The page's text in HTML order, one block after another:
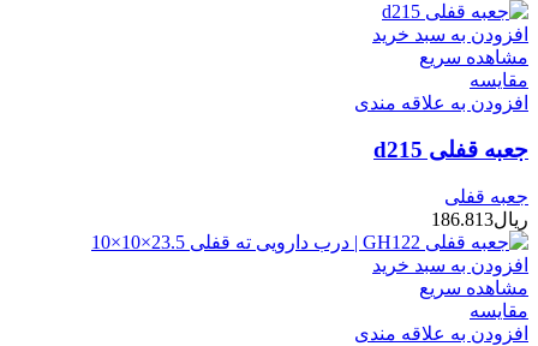
افزودن به سبد خرید
مشاهده سریع
مقایسه
افزودن به علاقه مندی
جعبه قفلی d215
جعبه قفلی
ریال186.813
افزودن به سبد خرید
مشاهده سریع
مقایسه
افزودن به علاقه مندی